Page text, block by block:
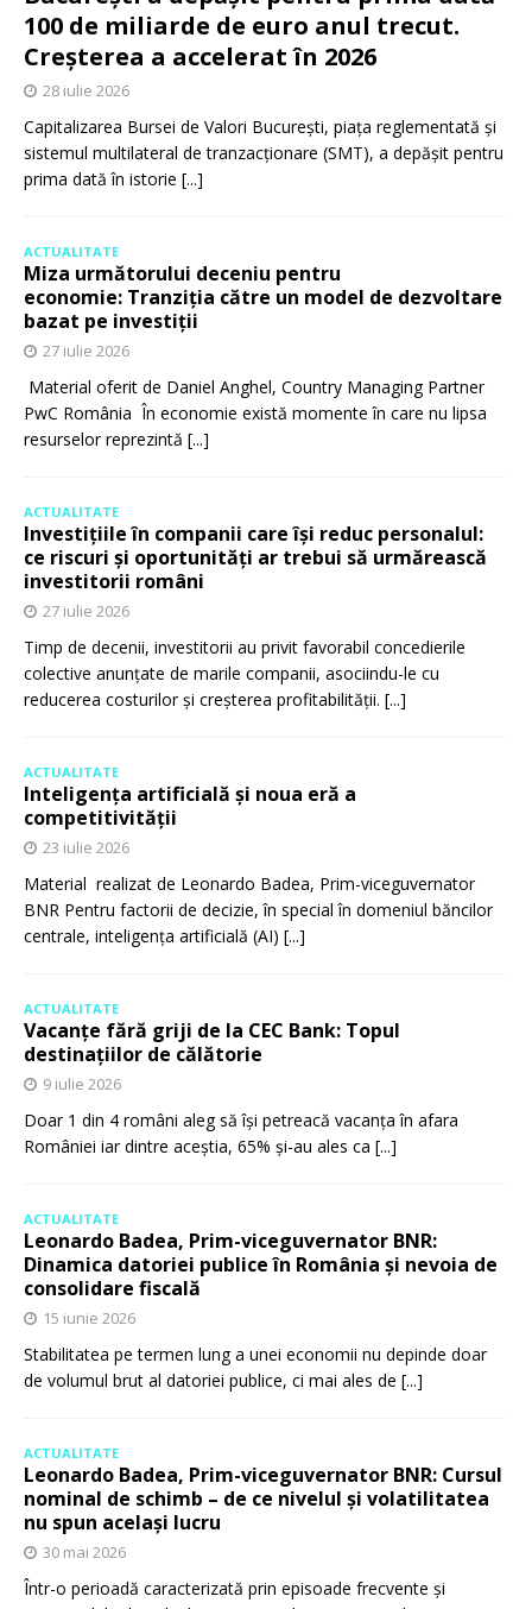
100 de miliarde de euro anul trecut.
Creșterea a accelerat în 2026
28 iulie 2026
Capitalizarea Bursei de Valori București, piața reglementată și
sistemul multilateral de tranzacționare (SMT), a depășit pentru
prima dată în istorie [...]
ACTUALITATE
Miza următorului deceniu pentru
economie: Tranziția către un model de dezvoltare
bazat pe investiții
27 iulie 2026
Material oferit de Daniel Anghel, Country Managing Partner
PwC România În economie există momente în care nu lipsa
resurselor reprezintă [...]
ACTUALITATE
Investițiile în companii care își reduc personalul:
ce riscuri și oportunități ar trebui să urmărească
investitorii români
27 iulie 2026
Timp de decenii, investitorii au privit favorabil concedierile
colective anunțate de marile companii, asociindu-le cu
reducerea costurilor și creșterea profitabilității. [...]
ACTUALITATE
Inteligența artificială și noua eră a
competitivității
23 iulie 2026
Material realizat de Leonardo Badea, Prim-viceguvernator
BNR Pentru factorii de decizie, în special în domeniul băncilor
centrale, inteligența artificială (AI) [...]
ACTUALITATE
Vacanțe fără griji de la CEC Bank: Topul
destinațiilor de călătorie
9 iulie 2026
Doar 1 din 4 români aleg să își petreacă vacanța în afara
României iar dintre aceștia, 65% și-au ales ca [...]
ACTUALITATE
Leonardo Badea, Prim-viceguvernator BNR:
Dinamica datoriei publice în România și nevoia de
consolidare fiscală
15 iunie 2026
Stabilitatea pe termen lung a unei economii nu depinde doar
de volumul brut al datoriei publice, ci mai ales de [...]
ACTUALITATE
Leonardo Badea, Prim-viceguvernator BNR: Cursul
nominal de schimb – de ce nivelul și volatilitatea
nu spun același lucru
30 mai 2026
Într-o perioadă caracterizată prin episoade frecvente și